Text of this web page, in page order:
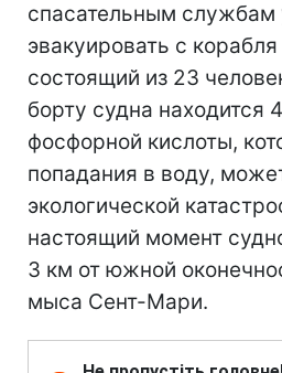
спасательным службам
эвакуировать с
состоящий из 23
борту судна находится
фосфорной кислоты,
попадания в воду,
экологической
настоящий момент
3 км от южной
мыса Сент-Мари.